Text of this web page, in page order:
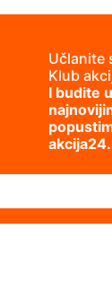
Učlanite
Klub
I budite